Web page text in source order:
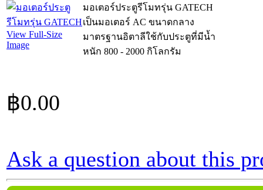
View Full-Size
Image
มอเตอร์ประตูรีโมทรุ่น GATECH
เป็นมอเตอร์ AC ขนาดกลาง
มาตรฐานอิตาลีใช้กับประตูที่มีน้ำ
หนัก 800 - 2000 กิโลกรัม
฿0.00
Ask a question about this